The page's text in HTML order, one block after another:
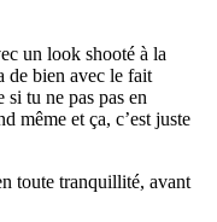
un look shooté à la
de bien avec le fait
si tu ne pas pas en
même et ça, c’est juste
toute tranquillité, avant